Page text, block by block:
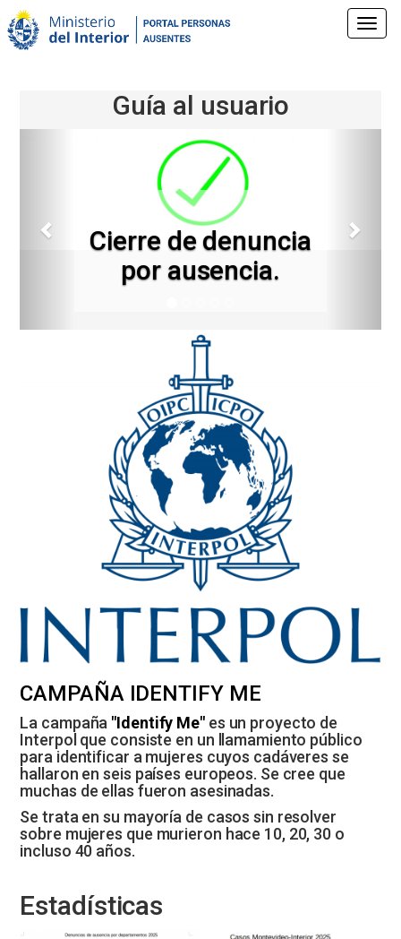
Pasar
al
contenido
Guía al usuario
Cierre de denuncia
por ausencia.
Anterior
CAMPAÑA IDENTIFY ME
La campaña "Identify Me"es un proyecto de
Interpol que consiste en un llamamiento público
para identificar a mujeres cuyos cadáveres se
hallaron en seis países europeos. Se cree que
muchas de ellas fueron asesinadas.
Se trata en su mayoría de casos sin resolver
sobre mujeres que murieron hace 10, 20, 30 o
incluso 40 años.
Estadísticas